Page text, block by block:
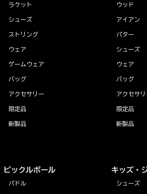
ラケット
シューズ
ストリング
ウェア
ゲームウェア
バッグ
アクセサリー
限定品
新製品
ウッド
アイアン
パター
シューズ
ウェア
バッグ
アクセサリ
限定品
新製品
ピックルボール
パドル
キッズ・
シューズ